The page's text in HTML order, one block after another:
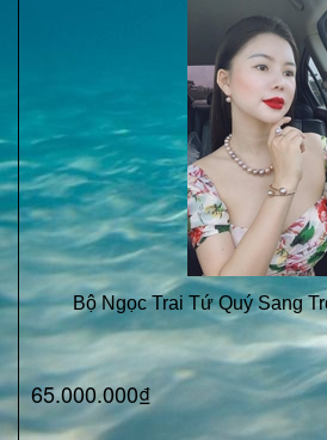
Bộ Ngọc Trai Tứ Quý Sang
65.000.000₫